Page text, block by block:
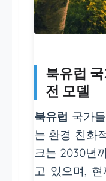
북유럽
전 모델
북유럽 국가
는 환경 친화
크는 2030년
고 있으며,